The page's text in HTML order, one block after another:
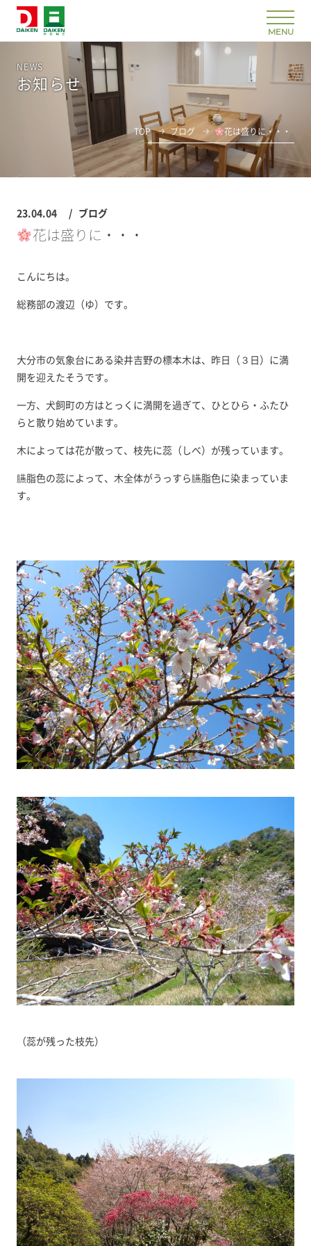
NEWS
お知らせ
TOP ブログ 花は盛りに・・・
23.04.04 ブログ
花は盛りに・・・
こんにちは。
総務部の渡辺（ゆ）です。
大分市の気象台にある染井吉野の標本木は、昨日（３日）に満
開を迎えたそうです。
一方、犬飼町の方はとっくに満開を過ぎて、ひとひら・ふたひ
らと散り始めています。
木によっては花が散って、枝先に蕊（しべ）が残っています。
臙脂色の蕊によって、木全体がうっすら臙脂色に染まっていま
す。
（蕊が残った枝先）